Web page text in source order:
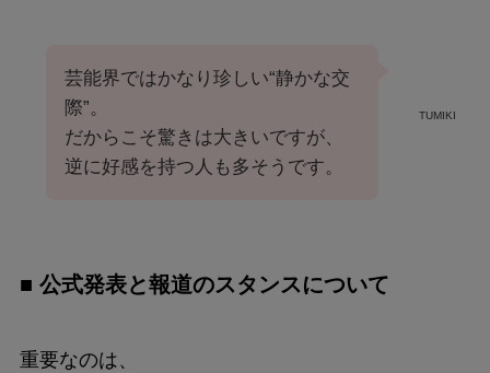
TUMIKI
芸能界ではかなり珍しい“静かな交
際”。
だからこそ驚きは大きいですが、
逆に好感を持つ人も多そうです。
■ 公式発表と報道のスタンスについて
重要なのは、